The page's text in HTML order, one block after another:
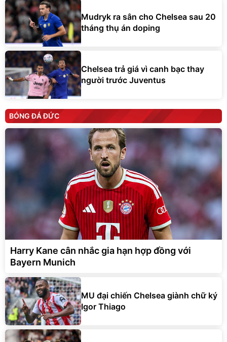
Mudryk ra sân cho Chelsea sau 20
tháng thụ án doping
Chelsea trả giá vì canh bạc thay
người trước Juventus
BÓNG ĐÁ ĐỨC
Harry Kane cân nhắc gia hạn hợp đồng với
Bayern Munich
MU đại chiến Chelsea giành chữ ký
Igor Thiago